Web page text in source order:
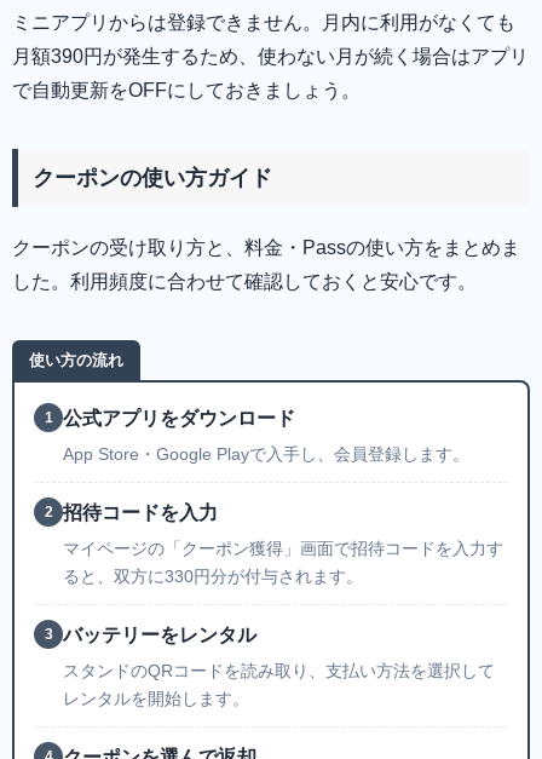
ミニアプリからは登録できません。月内に利用がなくても
月額390円が発生するため、使わない月が続く場合はアプリ
で自動更新をOFFにしておきましょう。
クーポンの使い方ガイド
クーポンの受け取り方と、料金・Passの使い方をまとめま
した。利用頻度に合わせて確認しておくと安心です。
使い方の流れ
1 公式アプリをダウンロード
App Store・Google Playで入手し、会員登録します。
2 招待コードを入力
マイページの「クーポン獲得」画面で招待コードを入力す
ると、双方に330円分が付与されます。
3 バッテリーをレンタル
スタンドのQRコードを読み取り、支払い方法を選択して
レンタルを開始します。